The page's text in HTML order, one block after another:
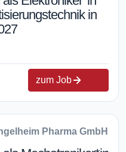
in
zum Job
Pharma GmbH